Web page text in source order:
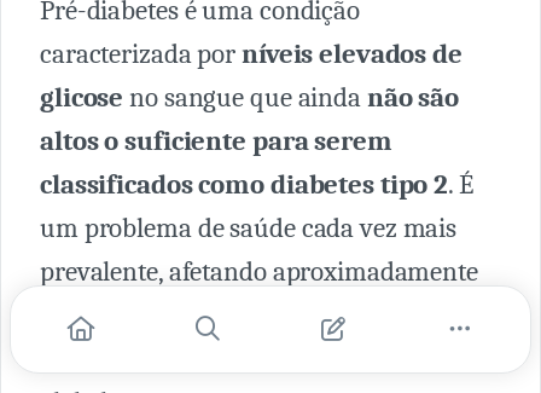
Pré-diabetes é uma condição
caracterizada porníveis elevados de
glicose no sangue que aindanão são
altos o suficiente para serem
classificados como diabetes tipo 2. É
um problema de saúde cada vez mais
prevalente, afetando aproximadamente
um em cada três adultosnos Estados